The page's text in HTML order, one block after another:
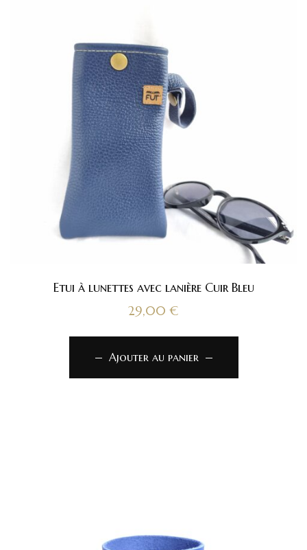
Etui à lunettes avec lanière Cuir Bleu
29,00 €
Ajouter au panier